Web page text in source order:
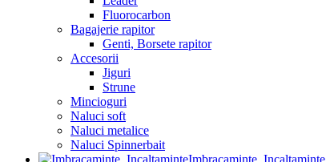
Fluorocarbon
Bagajerie rapitor
Genti, Borsete rapitor
Accesorii
Jiguri
Strune
Mincioguri
Naluci soft
Naluci metalice
Naluci Spinnerbait
Imbracaminte, Incaltaminte